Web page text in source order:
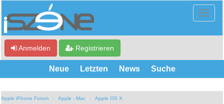
Anmelden Registrieren
Neue Letzten News Suche
Apple iPhone Forum Apple - Mac Apple OS X